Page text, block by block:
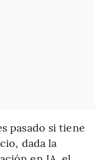
pasado si tiene
dada la